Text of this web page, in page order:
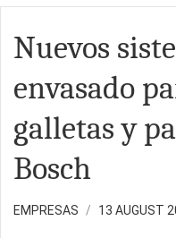
Nuevos
envasado
galletas y
Bosch
EMPRESAS 13 AUGUST